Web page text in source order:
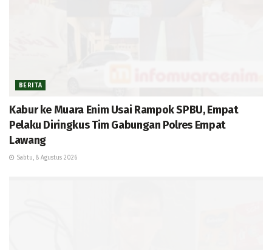
BERITA
Kabur ke Muara Enim Usai Rampok SPBU, Empat
Pelaku Diringkus Tim Gabungan Polres Empat
Lawang
Sabtu, 8 Agustus 2026